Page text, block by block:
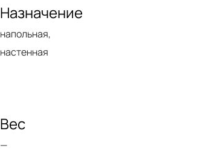
Назначение
напольная,
настенная
Вес
—